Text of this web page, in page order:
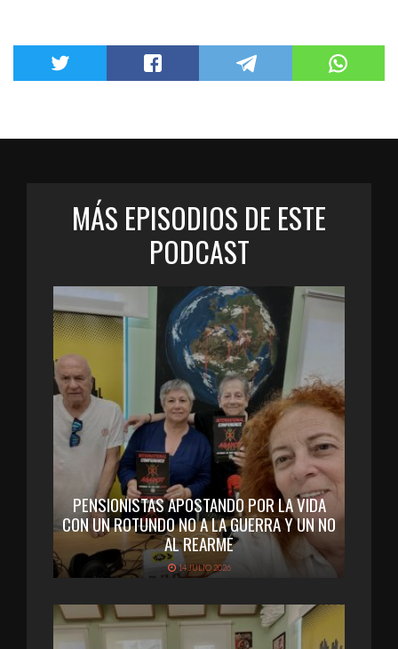
MÁS EPISODIOS DE ESTE
PODCAST
PENSIONISTAS APOSTANDO POR LA VIDA
CON UN ROTUNDO NO A LA GUERRA Y UN NO
AL REARME
14 JULIO 2026